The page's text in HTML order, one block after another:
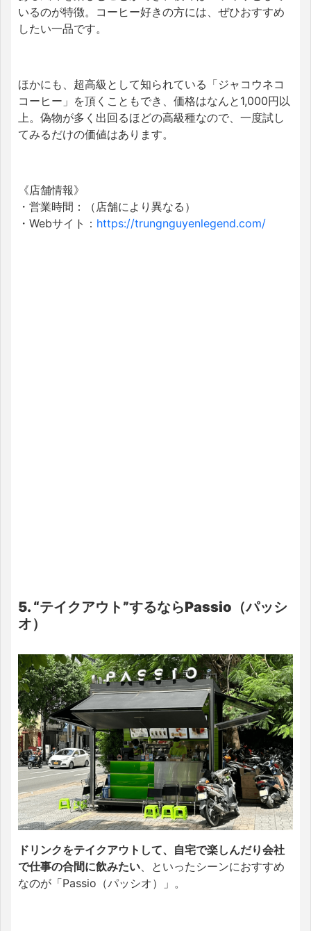
いるのが特徴。コーヒー好きの方には、ぜひおすすめ
したい一品です。
ほかにも、超高級として知られている「ジャコウネコ
コーヒー」を頂くこともでき、価格はなんと1,000円以
上。偽物が多く出回るほどの高級種なので、一度試し
てみるだけの価値はあります。
《店舗情報》
・営業時間：（店舗により異なる）
・Webサイト： https://trungnguyenlegend.com/
5. “テイクアウト”するならPassio（パッシ
オ）
ドリンクをテイクアウトして、自宅で楽しんだり会社
で仕事の合間に飲みたい、といったシーンにおすすめ
なのが「Passio（パッシオ）」。